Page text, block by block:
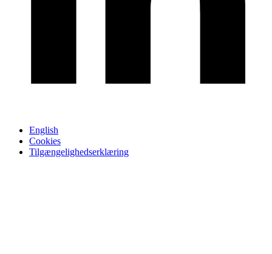
English
Cookies
Tilgængelighedserklæring